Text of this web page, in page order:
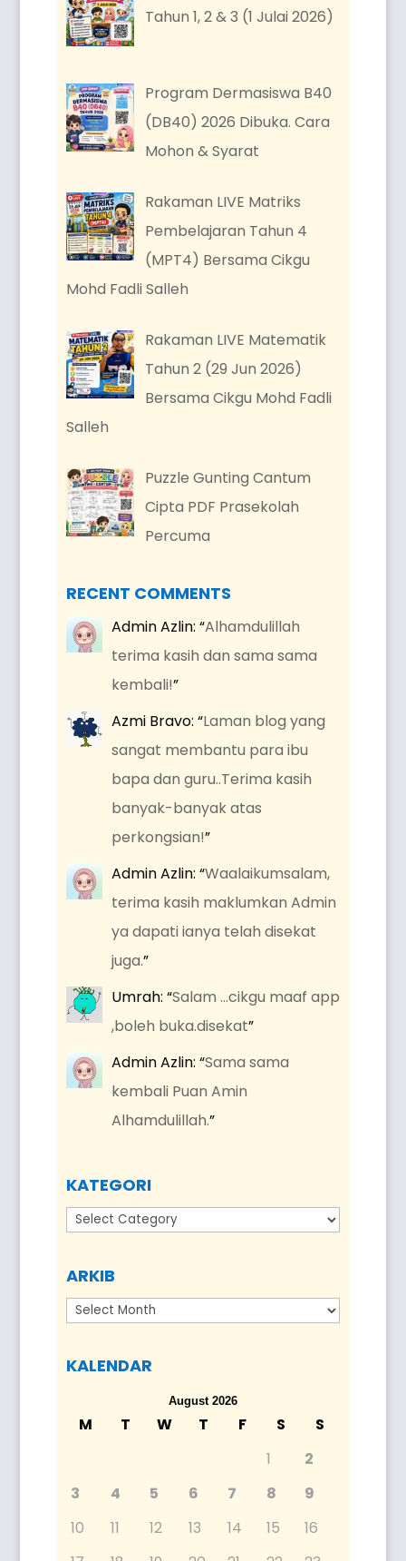
Tahun 1, 2 & 3 (1 Julai 2026)
Program Dermasiswa B40
(DB40) 2026 Dibuka. Cara
Mohon & Syarat
Rakaman LIVE Matriks
Pembelajaran Tahun 4
(MPT4) Bersama Cikgu
Mohd Fadli Salleh
Rakaman LIVE Matematik
Tahun 2 (29 Jun 2026)
Bersama Cikgu Mohd Fadli
Salleh
Puzzle Gunting Cantum
Cipta PDF Prasekolah
Percuma
RECENT COMMENTS
Admin Azlin: “Alhamdulillah
terima kasih dan sama sama
kembali!”
Azmi Bravo: “Laman blog yang
sangat membantu para ibu
bapa dan guru..Terima kasih
banyak-banyak atas
perkongsian!”
Admin Azlin: “Waalaikumsalam,
terima kasih maklumkan Admin
ya dapati ianya telah disekat
juga.”
Umrah: “Salam …cikgu maaf app
,boleh buka.disekat”
Admin Azlin: “Sama sama
kembali Puan Amin
Alhamdulillah.”
KATEGORI
Kategori
ARKIB
Arkib
KALENDAR
August 2026
M T W T F S
S
1
2
3
4 5 6 7 8
9
10
11 12 13 14 15
16